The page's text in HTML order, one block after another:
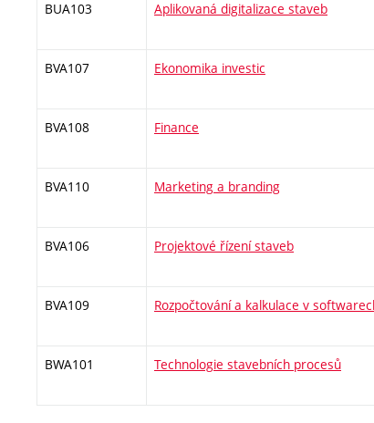
BUA103 Aplikovaná digitalizace staveb
BVA107 Ekonomika investic
BVA108 Finance
BVA110 Marketing a branding
BVA106 Projektové řízení staveb
BVA109 Rozpočtování a kalkulace v
BWA101 Technologie stavebních procesů